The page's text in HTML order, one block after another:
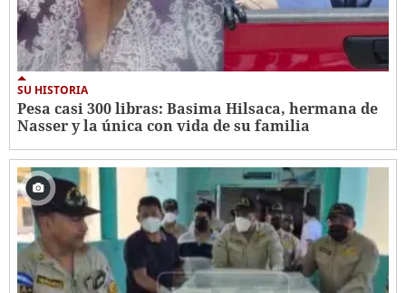
SU HISTORIA
Pesa casi 300 libras: Basima Hilsaca, hermana de
Nasser y la única con vida de su familia